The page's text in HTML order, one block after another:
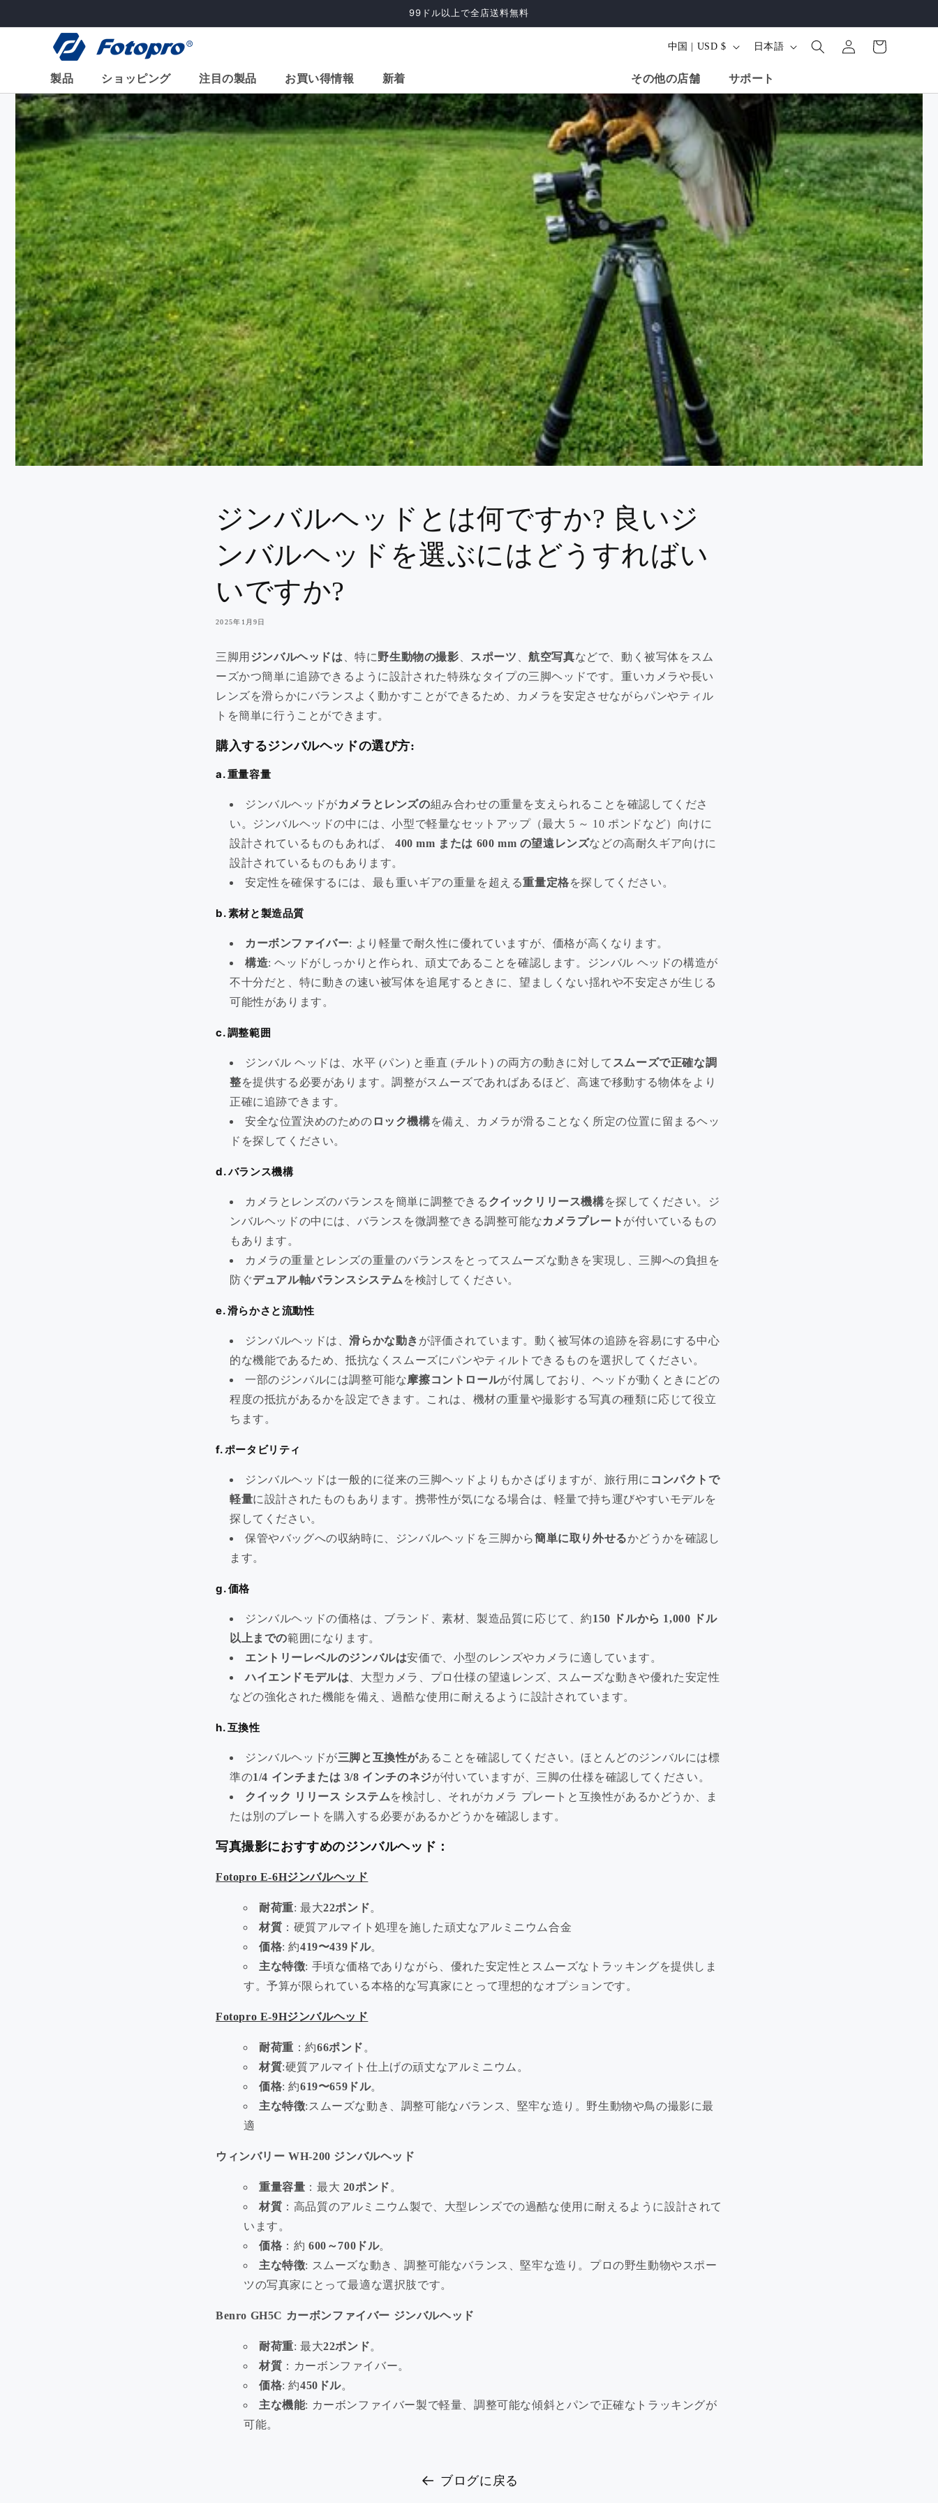
進む
99ドル以上で全店送料無料
国
地
域
中国 | USD $
言
日本語
イ
カ
ー
製品 ショッピング 注目の製品 お買い得情報 新着 その他の店舗 サポート
X-GO
X-エアクロス
X-エアフライ
ハイエンドシリーズ
基本
フレキシブル/ミニ
アクセサリー
2-in-1 水平三脚 (68
インチ、アルミニウ
ム)
2-in-1 水平三脚 (68
インチ、カーボンフ
ァイバー)
57インチ カーボン
ファイバー三脚、ボ
ールヘッド。X-Go
カーボン グリーン
59インチ カーボン
ファイバー三脚、ボ
ールヘッド - X-Go
カーボン ブラック
68インチ アルミ三
脚、ボールヘッド -
X-Go Predator (オレ
ンジ)
ミニカーボンファイ
バー三脚、ボールヘ
ッド。X-Go Mini
X-go 水平方向> X-go> Shop All
製品別に見る
三脚
軽量三脚
旅行用三脚
プロ仕様三脚
水平三脚
一脚
携帯電話用三脚
ヘッド
ボールヘッド
流体ヘッド
ギアヘッド
ジンバルヘッド
シーン別にショッピング
プロフェッショナルアウトドア
登山
鳥の写真撮影
天体写真
ビジネス写真
室内ポートレート
フィルム写真
スポーツ写真
ドローン写真
アクションカメラ
水中写真
都市写真
建築
ビデオブログ
社の最も人気のある製品をご覧く
社の最高評価の製品をご覧くださ
今すぐ見る >>
社の最高評価の製品をご覧くださ
今すぐ見る >>
春のお買い得品
🌸 春のお買い得品！新しい季節
にぴったりのお買い得品を今すぐ
お買い求めください！🌟
ジンバルヘッドとは何ですか? 良いジ
ンバルヘッドを選ぶにはどうすればい
いですか?
2025年1月9日
三脚用 ジンバルヘッドは 、特に野生動物の撮影 スポーツ 、航空写真などで、動く被写体をスム
ーズかつ簡単に追跡できるように設計された特殊なタイプの三脚ヘッドです。重いカメラや長い
レンズを滑らかにバランスよく動かすことができるため、カメラを安定させながらパンやティル
トを簡単に行うことができます。
購入するジンバルヘッドの選び方:
a. 重量容量
ジンバルヘッドがカメラとレンズの組み合わせの重量を支えられることを確認してくださ
い。ジンバルヘッドの中には、小型で軽量なセットアップ（最大 5 ～ 10 ポンドなど）向けに
設計されているものもあれば、 400 mm または 600 mm の望遠レンズなどの高耐久ギア向けに
設計されているものもあります。
安定性を確保するには、最も重いギアの重量を超える重量定格を探してください。
b. 素材と製造品質
カーボンファイバー: より軽量で耐久性に優れていますが、価格が高くなります。
構造: ヘッドがしっかりと作られ、頑丈であることを確認します。ジンバル ヘッドの構造が
不十分だと、特に動きの速い被写体を追尾するときに、望ましくない揺れや不安定さが生じる
可能性があります。
c. 調整範囲
ジンバル ヘッドは、水平 (パン) と垂直 (チルト) の両方の動きに対して スムーズで正確な調
整を提供する必要があります。調整がスムーズであればあるほど、高速で移動する物体をより
正確に追跡できます。
安全な位置決めのための ロック機構を備え、カメラが滑ることなく所定の位置に留まるヘッ
ドを探してください。
d. バランス機構
カメラとレンズのバランスを簡単に調整できる クイックリリース機構を探してください。ジ
ンバルヘッドの中には、バランスを微調整できる調整可能なカメラプレート が付いているもの
もあります。
カメラの重量とレンズの重量のバランスをとってスムーズな動きを実現し、三脚への負担を
防ぐデュアル軸バランスシステム を検討してください。
e. 滑らかさと流動性
ジンバルヘッドは、滑らかな動き が評価されています。動く被写体の追跡を容易にする中心
的な機能であるため、抵抗なくスムーズにパンやティルトできるものを選択してください。
一部のジンバルには調整可能な摩擦コントロールが付属しており、ヘッドが動くときにどの
程度の抵抗があるかを設定できます。これは、機材の重量や撮影する写真の種類に応じて役立
ちます。
f. ポータビリティ
ジンバルヘッドは一般的に従来の三脚ヘッドよりもかさばりますが、旅行用に コンパクトで
軽量に設計されたものもあります。携帯性が気になる場合は、軽量で持ち運びやすいモデルを
探してください。
保管やバッグへの収納時に、ジンバルヘッドを三脚から簡単に取り外せるかどうかを確認し
ます。
g. 価格
ジンバルヘッドの価格は、ブランド、素材、製造品質に応じて、約150 ドルから 1,000 ドル
以上までの範囲になります。
エントリーレベルのジンバルは安価で、小型のレンズやカメラに適しています。
ハイエンドモデルは 、大型カメラ、プロ仕様の望遠レンズ、スムーズな動きや優れた安定性
などの強化された機能を備え、過酷な使用に耐えるように設計されています。
h. 互換性
ジンバルヘッドが三脚と互換性があることを確認してください。ほとんどのジンバルには標
準の1/4 インチまたは 3/8 インチのネジが付いていますが、三脚の仕様を確認してください。
クイック リリース システムを検討し、それがカメラ プレートと互換性があるかどうか、ま
たは別のプレートを購入する必要があるかどうかを確認します。
写真撮影におすすめのジンバルヘッド：
Fotopro E-6Hジンバルヘッド
耐荷重: 最大22ポンド。
材質 ： 硬質アルマイト処理を施した頑丈なアルミニウム合金
価格: 約419〜439ドル。
主な特徴: 手頃な価格でありながら、優れた安定性とスムーズなトラッキングを提供しま
す。予算が限られている本格的な写真家にとって理想的なオプションです。
Fotopro E-9Hジンバルヘッド
耐荷重 ：約66ポンド 。
材質:硬質アルマイト仕上げの頑丈なアルミニウム 。
価格: 約619〜659ドル。
主な特徴: スムーズな動き、調整可能なバランス、堅牢な造り。 野生動物や鳥の撮影に最
適
ウィンバリー WH-200 ジンバルヘッド
重量容量 ：最大 20ポンド 。
材質 ：高品質のアルミニウム製で、大型レンズでの過酷な使用に耐えるように設計されて
います。
価格 ：約 600～700ドル。
主な特徴: スムーズな動き、調整可能なバランス、堅牢な造り。プロの野生動物やスポー
ツの写真家にとって最適な選択肢です。
Benro GH5C カーボンファイバー ジンバルヘッド
耐荷重: 最大22ポンド。
材質 ：カーボンファイバー。
価格: 約450ドル。
主な機能: カーボンファイバー製で軽量、調整可能な傾斜とパンで正確なトラッキングが
可能。
ブログに戻る